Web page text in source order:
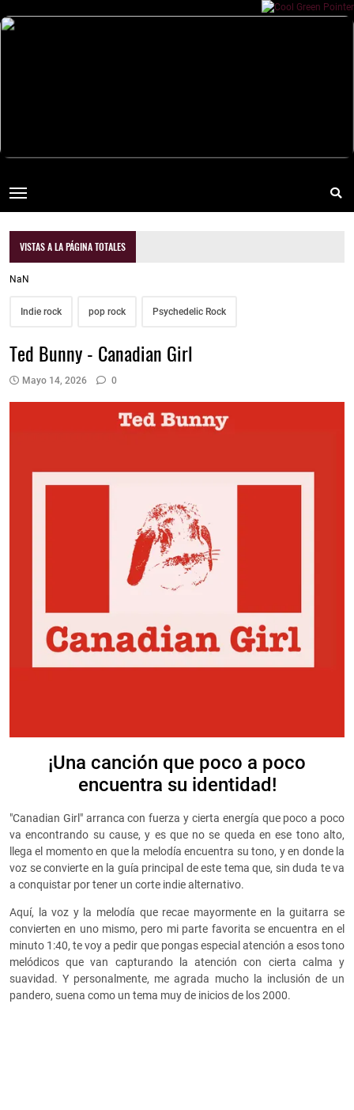
VISTAS A LA PÁGINA TOTALES
NaN
Indie rock pop rock Psychedelic Rock
Ted Bunny - Canadian Girl
Mayo 14, 2026 0
¡Una canción que poco a poco
encuentra su identidad!
"Canadian Girl" arranca con fuerza y cierta energía que poco a poco
va encontrando su cause, y es que no se queda en ese tono alto,
llega el momento en que la melodía encuentra su tono, y en donde la
voz se convierte en la guía principal de este tema que, sin duda te va
a conquistar por tener un corte indie alternativo.
Aquí, la voz y la melodía que recae mayormente en la guitarra se
convierten en uno mismo, pero mi parte favorita se encuentra en el
minuto 1:40, te voy a pedir que pongas especial atención a esos tono
melódicos que van capturando la atención con cierta calma y
suavidad. Y personalmente, me agrada mucho la inclusión de un
pandero, suena como un tema muy de inicios de los 2000.